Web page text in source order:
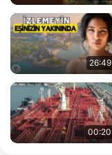
26:49
00:20